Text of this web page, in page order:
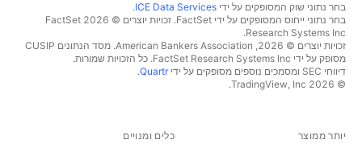
בחר נתוני שוק המסופקים על ידי ICE Data Services
.
בחר נתוני ייחוס המסופקים על ידי FactSet. זכויות יוצרים © 2026 ‏FactSet
Research Systems Inc.‏
זכויות יוצרים © 2026, ‏American Bankers Association. מסד הנתונים CUSIP
מסופק על ידי FactSet Research Systems Inc. כל הזכויות שמורות.
דיווחי SEC ומסמכים נוספים מסופקים על ידי
Quartr
.
© 2026 ‏TradingView, Inc.‏
יותר ממוצר כלים ומנויים